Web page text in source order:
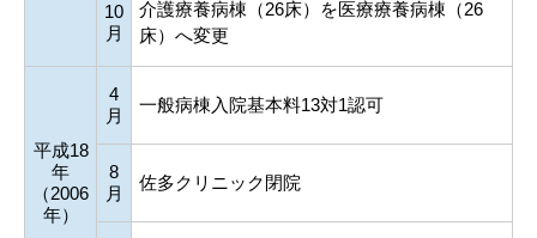
10
月
介護療養病棟（26床）を医療療養病棟（26
床）へ変更
平成18
年
（2006
年）
4
月
一般病棟入院基本料13対1認可
8
月
佐多クリニック閉院